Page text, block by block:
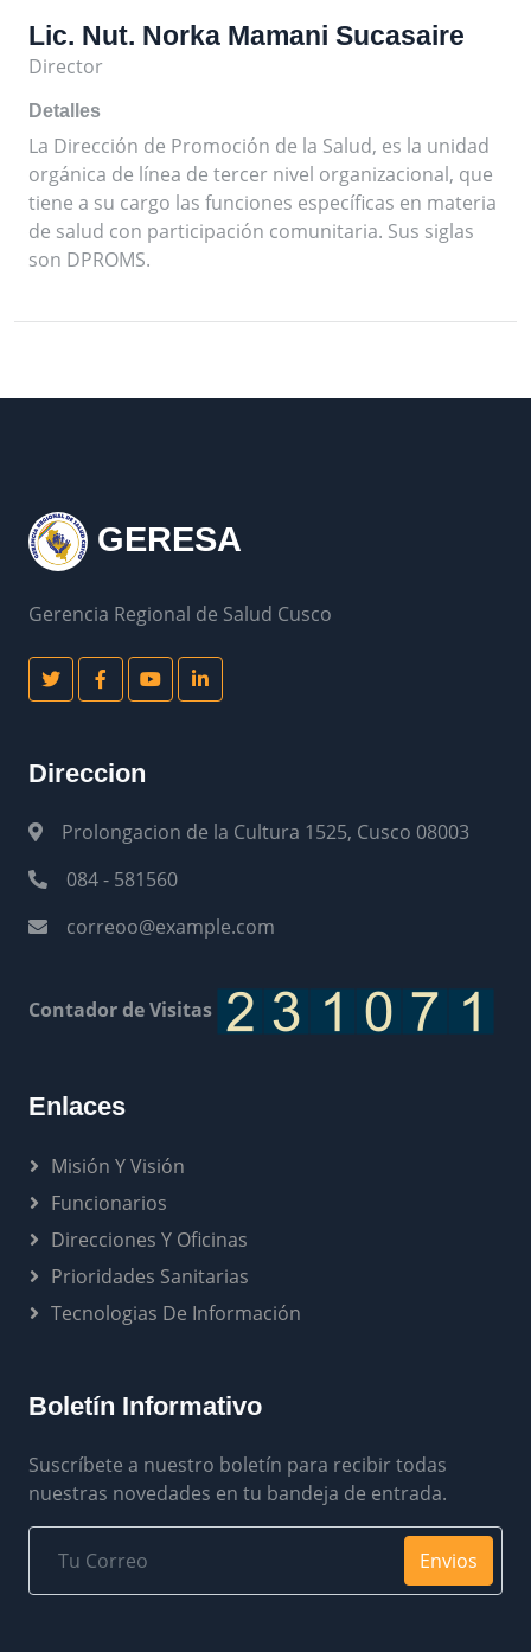
Lic. Nut. Norka Mamani Sucasaire
Director
Detalles
La Dirección de Promoción de la Salud, es la unidad
orgánica de línea de tercer nivel organizacional, que
tiene a su cargo las funciones específicas en materia
de salud con participación comunitaria. Sus siglas
son DPROMS.
GERESA
Gerencia Regional de Salud Cusco
Direccion
Prolongacion de la Cultura 1525, Cusco 08003
084 - 581560
correoo@example.com
Contador de Visitas
Enlaces
Misión Y Visión
Funcionarios
Direcciones Y Oficinas
Prioridades Sanitarias
Tecnologias De Información
Boletín Informativo
Suscríbete a nuestro boletín para recibir todas
nuestras novedades en tu bandeja de entrada.
Envios